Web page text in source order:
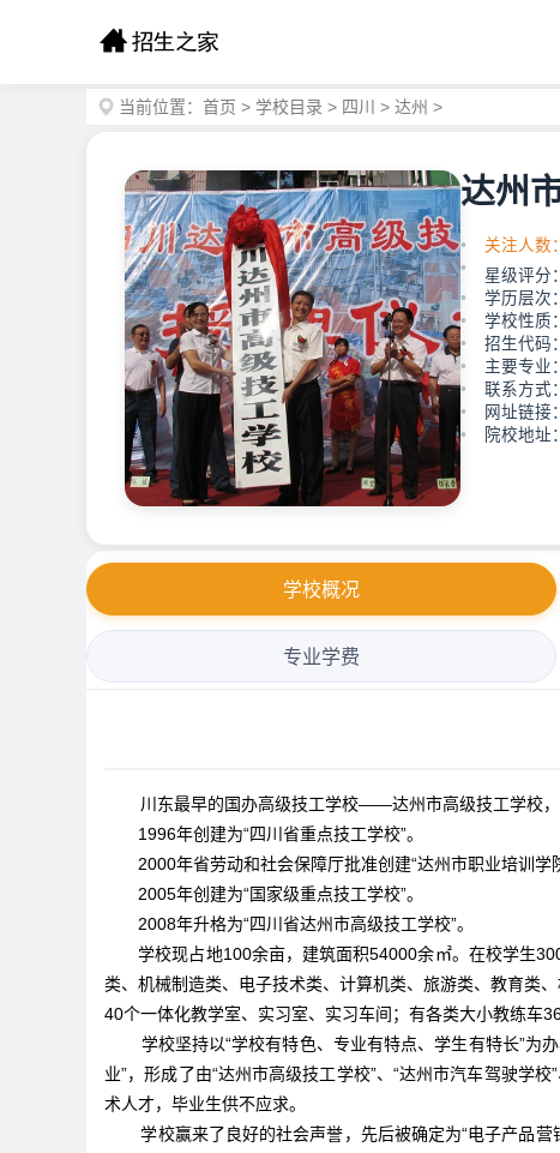
当前位置： 首页 > 学校目录 > 四川 > 达州 >
达州
关注人数：
星级评分：
学历层次
学校性质
招生代码
主要专业
联系方式
网址链接
院校地址
学校概况
专业学费
川东最早的国办高级技工学校——达州市高级技工学校，
1996年创建为“四川省重点技工学校”。
2000年省劳动和社会保障厅批准创建“达州市职业培训学院
2005年创建为“国家级重点技工学校”。
2008年升格为“四川省达州市高级技工学校”。
学校现占地100余亩，建筑面积54000余㎡。在校学生
类、机械制造类、电子技术类、计算机类、旅游类、教育类
40个一体化教学室、实习室、实习车间；有各类大小教练车36
学校坚持以“学校有特色、专业有特点、学生有特长”为
业”，形成了由“达州市高级技工学校”、“达州市汽车驾驶学
术人才，毕业生供不应求。
学校赢来了良好的社会声誉，先后被确定为“电子产品营